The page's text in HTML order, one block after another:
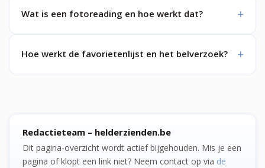
Wat is een fotoreading en hoe werkt dat?
Hoe werkt de favorietenlijst en het belverzoek?
Redactieteam – helderzienden.be
Dit pagina-overzicht wordt actief bijgehouden. Mis je een
pagina of klopt een link niet? Neem contact op via de